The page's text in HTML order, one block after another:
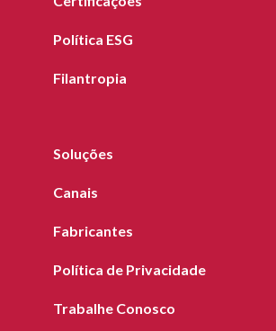
Política ESG
Filantropia
Soluções
Canais
Fabricantes
Política de Privacidade
Trabalhe Conosco